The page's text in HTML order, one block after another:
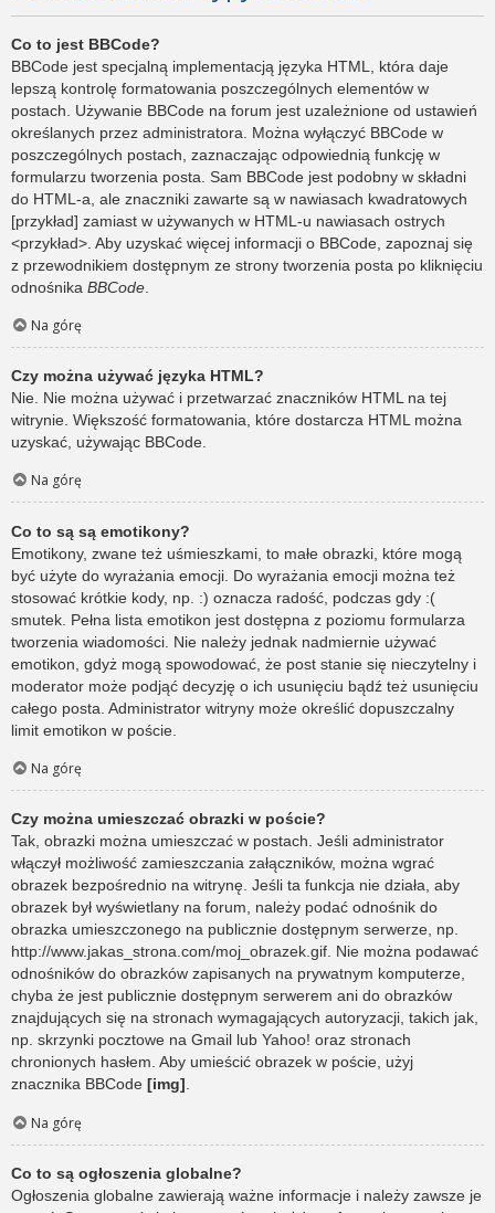
Co to jest BBCode?
BBCode jest specjalną implementacją języka HTML, która daje
lepszą kontrolę formatowania poszczególnych elementów w
postach. Używanie BBCode na forum jest uzależnione od ustawień
określanych przez administratora. Można wyłączyć BBCode w
poszczególnych postach, zaznaczając odpowiednią funkcję w
formularzu tworzenia posta. Sam BBCode jest podobny w składni
do HTML-a, ale znaczniki zawarte są w nawiasach kwadratowych
[przykład] zamiast w używanych w HTML-u nawiasach ostrych
<przykład>. Aby uzyskać więcej informacji o BBCode, zapoznaj się
z przewodnikiem dostępnym ze strony tworzenia posta po kliknięciu
odnośnika BBCode
Na górę
Czy można używać języka HTML?
Nie. Nie można używać i przetwarzać znaczników HTML na tej
witrynie. Większość formatowania, które dostarcza HTML można
uzyskać, używając BBCode.
Na górę
Co to są są emotikony?
Emotikony, zwane też uśmieszkami, to małe obrazki, które mogą
być użyte do wyrażania emocji. Do wyrażania emocji można też
stosować krótkie kody, np. :) oznacza radość, podczas gdy :(
smutek. Pełna lista emotikon jest dostępna z poziomu formularza
tworzenia wiadomości. Nie należy jednak nadmiernie używać
emotikon, gdyż mogą spowodować, że post stanie się nieczytelny i
moderator może podjąć decyzję o ich usunięciu bądź też usunięciu
całego posta. Administrator witryny może określić dopuszczalny
limit emotikon w poście.
Na górę
Czy można umieszczać obrazki w poście?
Tak, obrazki można umieszczać w postach. Jeśli administrator
włączył możliwość zamieszczania załączników, można wgrać
obrazek bezpośrednio na witrynę. Jeśli ta funkcja nie działa, aby
obrazek był wyświetlany na forum, należy podać odnośnik do
obrazka umieszczonego na publicznie dostępnym serwerze, np.
http://www.jakas_strona.com/moj_obrazek.gif. Nie można podawać
odnośników do obrazków zapisanych na prywatnym komputerze,
chyba że jest publicznie dostępnym serwerem ani do obrazków
znajdujących się na stronach wymagających autoryzacji, takich jak,
np. skrzynki pocztowe na Gmail lub Yahoo! oraz stronach
chronionych hasłem. Aby umieścić obrazek w poście, użyj
znacznika BBCode [img].
Na górę
Co to są ogłoszenia globalne?
Ogłoszenia globalne zawierają ważne informacje i należy zawsze je